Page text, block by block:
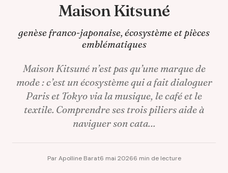
Maison Kitsuné
genèse franco-japonaise, écosystème et pièces
emblématiques
Maison Kitsuné n’est pas qu’une marque de
mode : c’est un écosystème qui a fait dialoguer
Paris et Tokyo via la musique, le café et le
textile. Comprendre ses trois piliers aide à
naviguer son cata…
Par Apolline Barat6 mai 20266 min de lecture